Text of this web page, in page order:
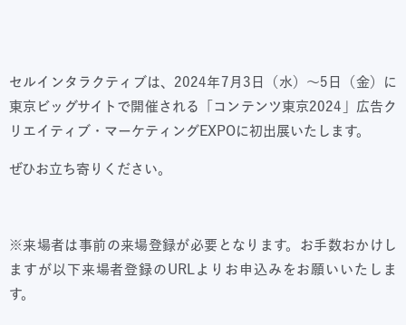
セルインタラクティブは、2024年7月3日（水）～5日（金）に
東京ビッグサイトで開催される「コンテンツ東京2024」広告ク
リエイティブ・マーケティングEXPOに初出展いたします。
ぜひお立ち寄りください。
※来場者は事前の来場登録が必要となります。お手数おかけし
ますが以下来場者登録のURLよりお申込みをお願いいたしま
す。